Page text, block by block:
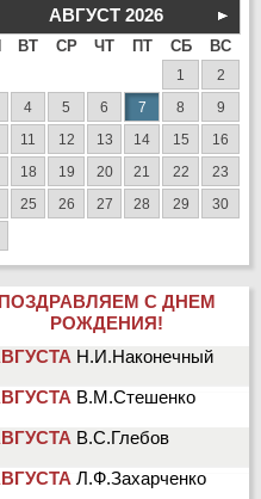
АВГУСТ 2026
ВТ СР ЧТ ПТ СБ ВС
1 2
4 5 6 7 8 9
11 12 13 14 15 16
18 19 20 21 22 23
25 26 27 28 29 30
ПОЗДРАВЛЯЕМ С ДНЕМ
РОЖДЕНИЯ!
Н.И.Наконечный